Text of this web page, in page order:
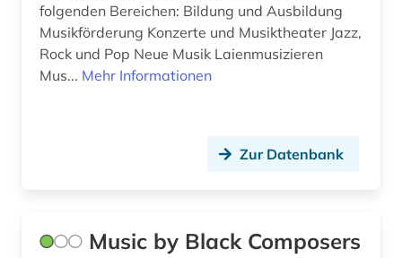
medienkunst (1)
medizingeschichte (1)
mode (1)
folgenden Bereichen: Bildung und Ausbildung
Musikförderung Konzerte und Musiktheater Jazz,
Rock und Pop Neue Musik Laienmusizieren
Mus... Mehr Informationen
Zur Datenbank
Music by Black Composers